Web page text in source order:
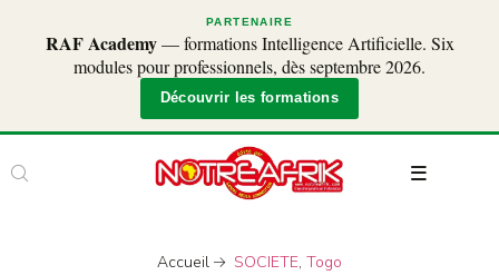
PARTENAIRE
RAF Academy— formations Intelligence Artificielle. Six
modules pour professionnels, dès septembre 2026.
Découvrir les formations
Accueil SOCIETE,Togo